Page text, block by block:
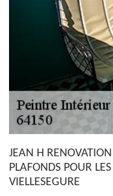
JEAN H
PLAFONDS POUR
VIELLESEGURE